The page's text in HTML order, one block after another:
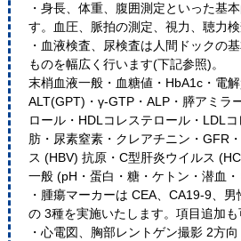
・身長、体重、腹囲測定といった基
す。血圧、脈拍の測定、視力、聴力検
・血液検査、尿検査は人間ドックの
ものを幅広く行います(下記参照)。
末梢血液一般・血糖値・HbA1c・電
ALT(GPT)・γ-GTP・ALP・膵アミラ
ロール・HDLコレステロール・LDL
肪・尿素窒素・クレアチニン・GFR
ス (HBV) 抗原・C型肝炎ウイルス
一般 (pH・蛋白・糖・ケトン・潜血
・腫瘍マーカーは CEA、CA19-9、
の 3種を実施いたします。項目追加も
・心電図、胸部レントゲン撮影 2方